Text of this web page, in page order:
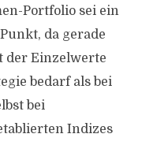
Portfolio sei ein
da gerade
der Einzelwerte
bedarf als bei
bei
Indizes